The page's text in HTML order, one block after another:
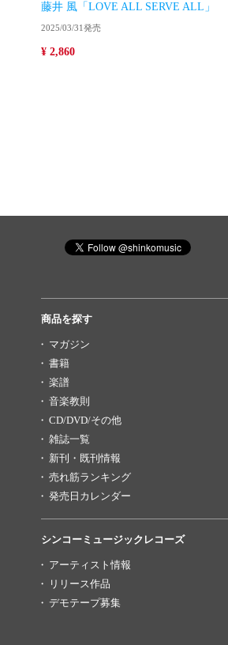
藤井 風「LOVE ALL SERVE ALL」
2025/03/31発売
¥ 2,860
商品を探す
マガジン
書籍
楽譜
音楽教則
CD/DVD/その他
雑誌一覧
新刊・既刊情報
売れ筋ランキング
発売日カレンダー
シンコーミュージックレコーズ
アーティスト情報
リリース作品
デモテープ募集